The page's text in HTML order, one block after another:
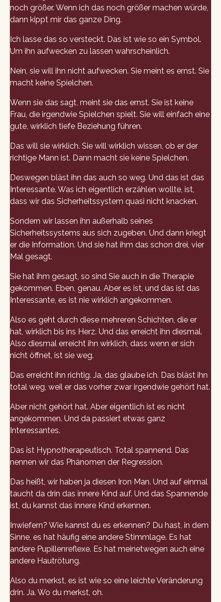
noch größer. Wenn ich das noch größer machen würde,
dann kippt mir das ganze Ding.
Ich lasse das so versteckt. Das ist wie so ein Symbol.
Um ihn aufwecken zu lassen wahrscheinlich.
Nein, sie will ihn nicht aufwecken. Sie meint es ernst. Sie
macht keine Spielchen.
Wenn sie das sagt, meint sie das ernst. Sie ist keine
Frau, die irgendwie Spielchen spielt. Sie will einfach eine
gute, wirklich tiefe Beziehung führen.
Das will sie wirklich. Sie will wirklich wissen, ob er der
richtige Mann ist. Dann macht sie keine Spielchen.
Deswegen bläst ihn das auch so weg. Und das ist das
Interessante. Was ich eigentlich erzählen wollte, ist,
dass wir das Sicherheitssystem quasi nicht knacken.
Sondern wir lassen ihn außerhalb seines
Sicherheitssystems aus sich zugeben. Und dann kriegt
er die Information. Und sie hat ihm das schon drei, vier
Mal gesagt.
Sie hat ihm gesagt, so sind Sie auch in die Therapie
gekommen. Eben, genau. Aber es ist, und das ist das
Interessante, es ist nie wirklich angekommen.
Also es geht durch diese mehreren Schichten, die er
hat, wirklich bis ins Herz. Und das erreicht ihn diesmal.
Also diesmal erreicht ihn wirklich, dass wenn er sich
nicht öffnet, ist sie weg.
Das erreicht ihn richtig. Ja, das glaube ich. Das bläst ihn
total weg, weil er das vorher zwar irgendwie gehört hat.
Aber nicht gehört hat. Aber eigentlich ist es nicht
angekommen. Und da passiert etwas ganz
Interessantes.
Das ist Hypnotherapeutisch. Total spannend. Das
nennen wir das Phänomen der Regression.
Das heißt, wir haben ja diesen Iron Man. Und auf einmal
taucht da drin das innere Kind auf. Und das Spannende
ist, du kannst das innere Kind erkennen.
Inwiefern? Wie kannst du es erkennen? Du hast, in dem
Sinne, es hat häufig eine andere Stimmlage. Es hat
andere Pupillenreflexe. Es hat meinetwegen auch eine
andere Hautrötung.
Also du merkst, es ist wie so eine leichte Veränderung
drin. Ja. Wo du merkst, oh.